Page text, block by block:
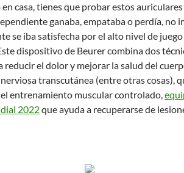
casa, tienes que probar estos
ganaba, empataba o perdía, no
se iba satisfecha por el alto nivel de juego
dispositivo de Beurer combina dos
reducir el dolor y mejorar la salud del
transcutánea (entre otras cosas),
entrenamiento muscular controlado,
2022que ayuda a recuperarse de